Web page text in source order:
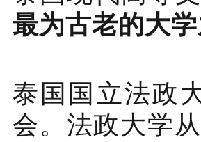
最为古老的大
泰国国立法政
会。法政大学